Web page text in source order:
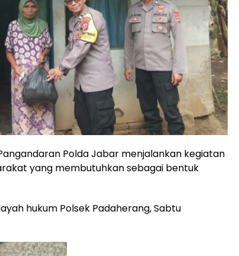
Pangandaran Polda Jabar menjalankan kegiatan
yang membutuhkan sebagai bentuk
hukum Polsek Padaherang, Sabtu